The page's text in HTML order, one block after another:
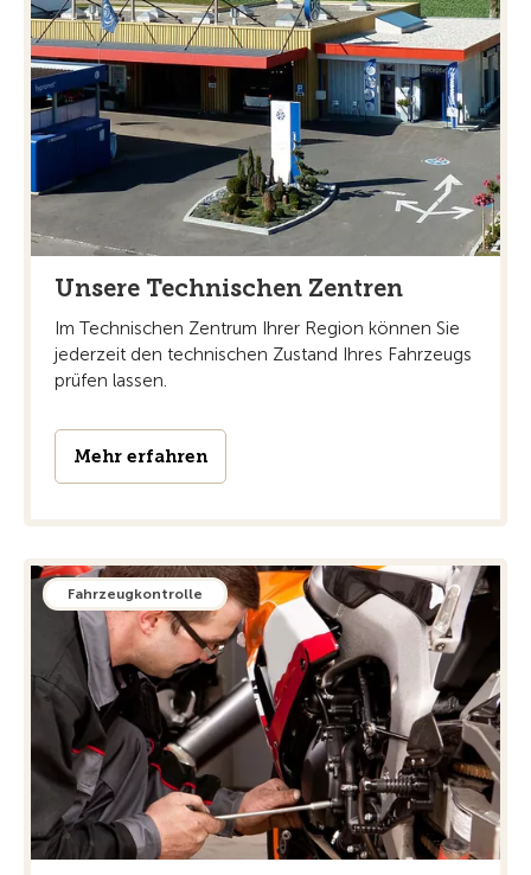
Unsere Technischen Zentren
Im Technischen Zentrum Ihrer Region können Sie
jederzeit den technischen Zustand Ihres Fahrzeugs
prüfen lassen.
Mehr erfahren
Fahrzeugkontrolle